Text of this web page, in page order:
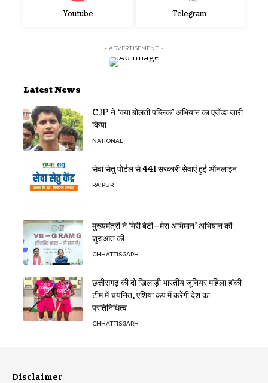
Youtube Telegram
- ADVERTISEMENT -
Latest News
CJP ने ‘क्या बोलती पब्लिक’ अभियान का एजेंडा जारी
किया
NATIONAL
सेवा सेतु पोर्टल से 441 सरकारी सेवाएं हुईं ऑनलाइन
RAIPUR
मुख्यमंत्री ने ‘मेरी बेटी–मेरा अभिमान’ अभियान की
शुरुआत की
CHHATTISGARH
छत्तीसगढ़ की दो खिलाड़ी भारतीय जूनियर महिला हॉकी
टीम में चयनित, एशिया कप में करेंगी देश का
प्रतिनिधित्व
CHHATTISGARH
Disclaimer